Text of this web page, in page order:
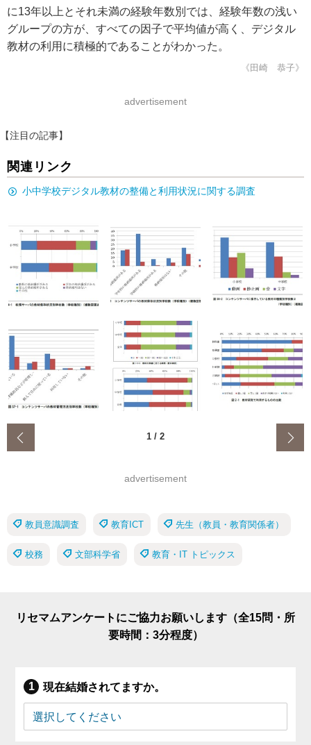
に13年以上とそれ未満の経験年数別では、経験年数の浅い
グループの方が、すべての因子で平均値が高く、デジタル
教材の利用に積極的であることがわかった。
《田崎 恭子》
advertisement
【注目の記事】
関連リンク
小中学校デジタル教材の整備と利用状況に関する調査
1 / 2
advertisement
教員意識調査 教育ICT 先生（教員・教育関係者）
校務 文部科学省 教育・IT トピックス
リセマムアンケートにご協力お願いします（全15問・所
要時間：3分程度）
現在結婚されてますか。